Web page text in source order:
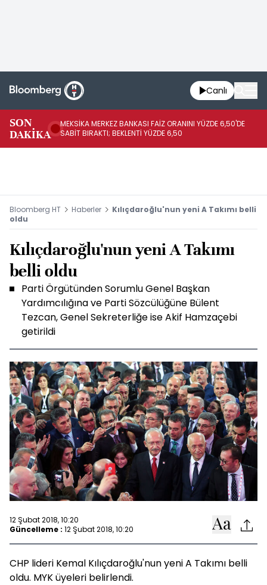
Canlı
SON
DAKİKA
MEKSİKA MERKEZ BANKASI FAİZ ORANINI YÜZDE 6,50'DE
SABİT BIRAKTI; BEKLENTİ YÜZDE 6,50
Bloomberg HT Haberler
Kılıçdaroğlu'nun yeni A Takımı belli
oldu
Kılıçdaroğlu'nun yeni A Takımı
belli oldu
Parti Örgütünden Sorumlu Genel Başkan
Yardımcılığına ve Parti Sözcülüğüne Bülent
Tezcan, Genel Sekreterliğe ise Akif Hamzaçebi
getirildi
12 Şubat 2018, 10:20
Güncelleme : 12 Şubat 2018, 10:20
CHP lideri Kemal Kılıçdaroğlu'nun yeni A Takımı belli
oldu. MYK üyeleri belirlendi.